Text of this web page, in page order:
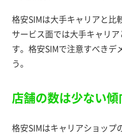
格安SIMは大手キャリアと比
サービス面では大手キャリ
す。格安SIMで注意すべきデ
う。
店舗の数は少ない傾
格安SIMはキャリアショップ